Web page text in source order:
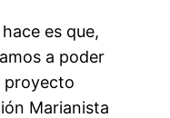
es que,
a poder
proyecto
Marianista